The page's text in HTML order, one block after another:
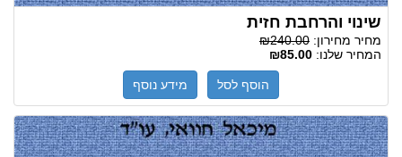
שינוי והרחבת חזית
מחיר מחירון: ₪240.00
המחיר שלנו: ₪85.00
הוסף לסל מידע נוסף